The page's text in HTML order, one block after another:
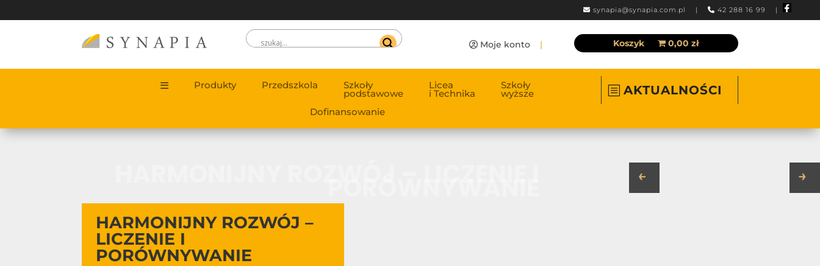
synapia@synapia.com.pl | 42 288 16 99 |
Moje konto | Koszyk 0,00 zł
Produkty Przedszkola Szkoły
podstawowe
Licea
i Technika
Szkoły
wyższe
Dofinansowanie
AKTUALNOŚCI
← →
HARMONIJNY ROZWÓJ –
LICZENIE I
PORÓWNYWANIE